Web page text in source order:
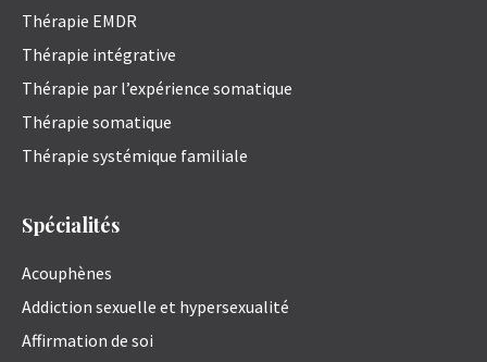
Thérapie EMDR
Thérapie intégrative
Thérapie par l’expérience somatique
Thérapie somatique
Thérapie systémique familiale
Spécialités
Acouphènes
Addiction sexuelle et hypersexualité
Affirmation de soi